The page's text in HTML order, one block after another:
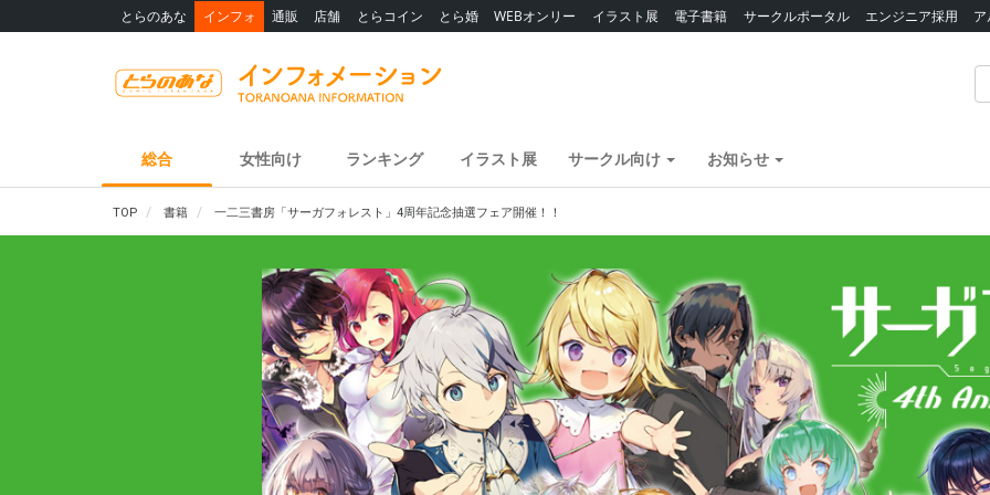
とらのあな インフォ 通販 店舗 とらコイン とら婚 WEBオンリー イラスト展 電子書籍 サークルポータル エンジニア採用
総合 女性向け ランキング イラスト展 サークル向け お知らせ
TOP 書籍 一二三書房「サーガフォレスト」4周年記念抽選フェア開催！！